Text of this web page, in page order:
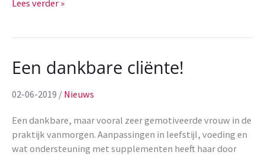
Lees verder »
Een dankbare cliënte!
02-06-2019 / Nieuws
Een dankbare, maar vooral zeer gemotiveerde vrouw in de
praktijk vanmorgen. Aanpassingen in leefstijl, voeding en
wat ondersteuning met supplementen heeft haar door